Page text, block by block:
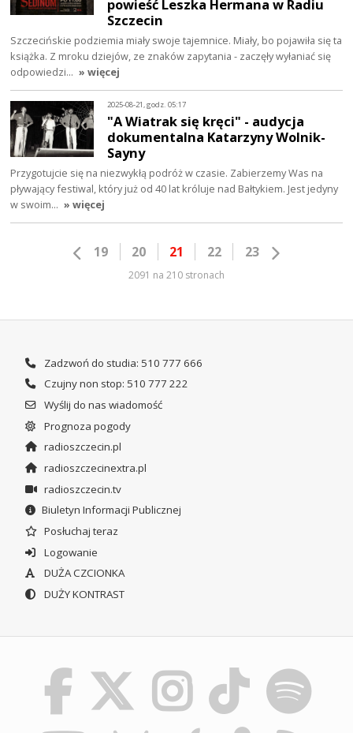
powieść Leszka Hermana w Radiu
Szczecin
Szczecińskie podziemia miały swoje tajemnice. Miały, bo pojawiła się ta
książka. Z mroku dziejów, ze znaków zapytania - zaczęły wyłaniać się
odpowiedzi… » więcej
2025-08-21, godz. 05:17
"A Wiatrak się kręci" - audycja
dokumentalna Katarzyny Wolnik-
Sayny
Przygotujcie się na niezwykłą podróż w czasie. Zabierzemy Was na
pływający festiwal, który już od 40 lat króluje nad Bałtykiem. Jest jedyny
w swoim… » więcej
19 20 21 22 23
2091 na 210 stronach
Zadzwoń do studia: 510 777 666
Czujny non stop: 510 777 222
Wyślij do nas wiadomość
Prognoza pogody
radioszczecin.pl
radioszczecinextra.pl
radioszczecin.tv
Biuletyn Informacji Publicznej
Posłuchaj teraz
Logowanie
DUŻA CZCIONKA
DUŻY KONTRAST